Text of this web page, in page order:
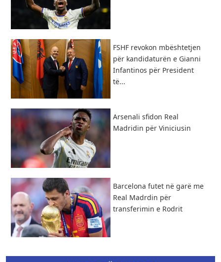
FSHF revokon mbështetjen
për kandidaturën e Gianni
Infantinos për President
të...
​Arsenali sfidon Real
Madridin për Viniciusin
Barcelona futet në garë me
Real Madrdin për
transferimin e Rodrit